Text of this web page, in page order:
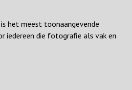
het meest toonaangevende
iedereen die fotografie als vak en